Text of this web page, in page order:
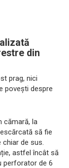
din
prag, nici
povești despre
cămară, la
să fie
de sus.
astfel încât să
perforator de 6